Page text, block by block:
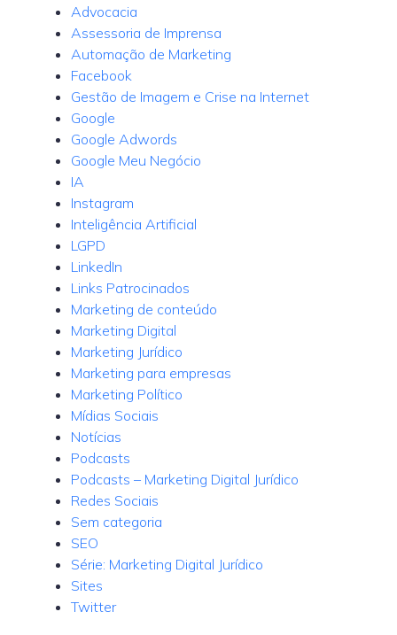
Advocacia
Assessoria de Imprensa
Automação de Marketing
Facebook
Gestão de Imagem e Crise na Internet
Google
Google Adwords
Google Meu Negócio
IA
Instagram
Inteligência Artificial
LGPD
LinkedIn
Links Patrocinados
Marketing de conteúdo
Marketing Digital
Marketing Jurídico
Marketing para empresas
Marketing Político
Mídias Sociais
Notícias
Podcasts
Podcasts – Marketing Digital Jurídico
Redes Sociais
Sem categoria
SEO
Série: Marketing Digital Jurídico
Sites
Twitter